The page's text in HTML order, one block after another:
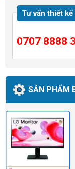
Tư vấn thiết kế
0707 8888
SẢN PHẨM